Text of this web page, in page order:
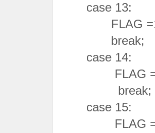
case 13:
FLAG
break;
case 14:
FLAG
break;
case 15:
FLAG